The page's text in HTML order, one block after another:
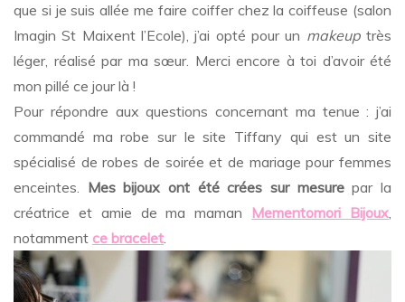
que si je suis allée me faire coiffer chez la coiffeuse (salon
Imagin St Maixent l’Ecole), j’ai opté pour un makeuptrès
léger, réalisé par ma sœur. Merci encore à toi d’avoir été
mon pillé ce jour là !
Pour répondre aux questions concernant ma tenue : j’ai
commandé ma robe sur le site Tiffany qui est un site
spécialisé de robes de soirée et de mariage pour femmes
enceintes. Mes bijoux ont été crées sur mesurepar la
créatrice et amie de ma maman Mementomori Bijoux,
notamment ce bracelet.